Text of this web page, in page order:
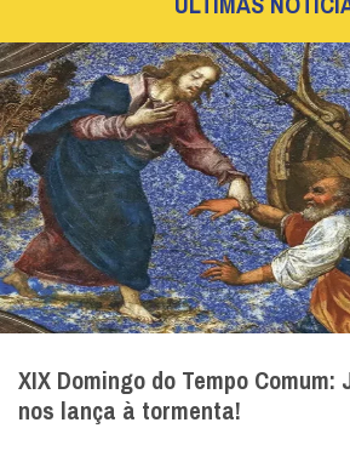
XIX Domingo do Tempo
nos lança à tormenta!